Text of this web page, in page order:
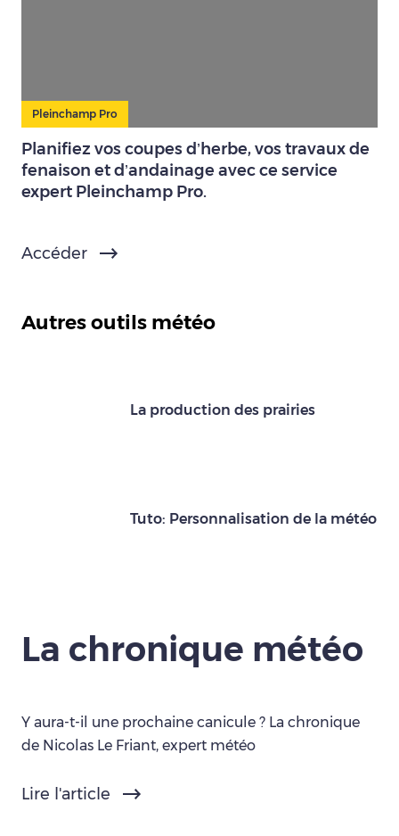
Pleinchamp Pro
Planifiez vos coupes d’herbe, vos travaux de
fenaison et d’andainage avec ce service
expert Pleinchamp Pro.
Accéder
Autres outils météo
La production des prairies
Tuto: Personnalisation de la météo
La chronique météo
Y aura-t-il une prochaine canicule ? La chronique
de Nicolas Le Friant, expert météo
Lire l'article